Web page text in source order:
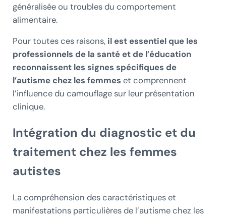
généralisée ou troubles du comportement
alimentaire.
Pour toutes ces raisons, il est essentiel que les
professionnels de la santé et de l’éducation
reconnaissent les signes spécifiques de
l’autisme chez les femmes et comprennent
l’influence du camouflage sur leur présentation
clinique.
Intégration du diagnostic et du
traitement chez les femmes
autistes
La compréhension des caractéristiques et
manifestations particulières de l’autisme chez les